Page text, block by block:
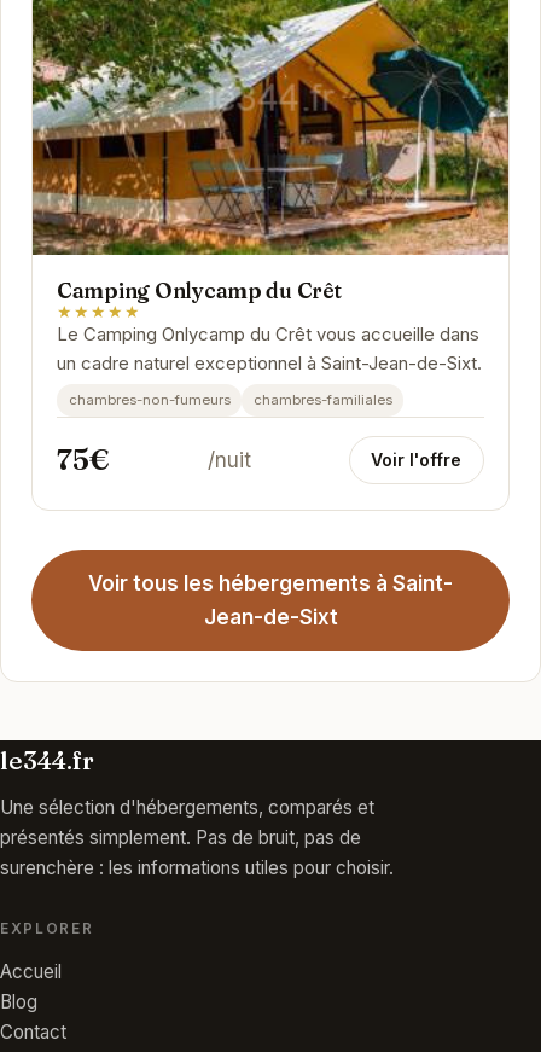
Camping Onlycamp du Crêt
★★★★★
Le Camping Onlycamp du Crêt vous accueille dans
un cadre naturel exceptionnel à Saint-Jean-de-Sixt.
chambres-non-fumeurs chambres-familiales
75€ /nuit Voir l'offre
Voir tous les hébergements à Saint-
Jean-de-Sixt
le344.fr
Une sélection d'hébergements, comparés et
présentés simplement. Pas de bruit, pas de
surenchère : les informations utiles pour choisir.
EXPLORER
Accueil
Blog
Contact